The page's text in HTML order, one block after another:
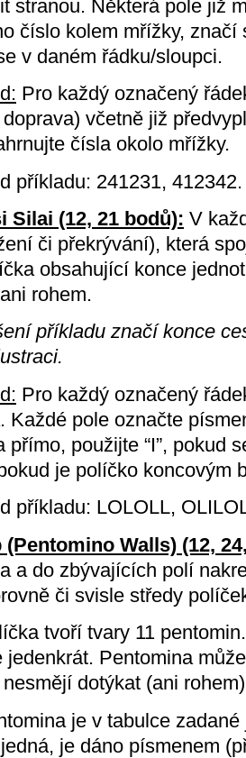
stranou. Některá pole již
číslo kolem mřížky, značí
v daném řádku/sloupci.
Pro každý označený
včetně již
čísla okolo mřížky.
příkladu: 241231, 412342.
Silai (12, 21 bodů): V
či překrývání), která
obsahující konce
rohem.
příkladu značí konce
Pro každý označený
Každé pole označte
přímo, použijte “I”, pokud
je políčko koncovým
příkladu: LOLOLL,
(Pentomino Walls) (12,
a do zbývajících polí
či svisle středy
tvoří tvary 11
jedenkrát. Pentomina
dotýkat (ani
je v tabulce
je dáno písmenem